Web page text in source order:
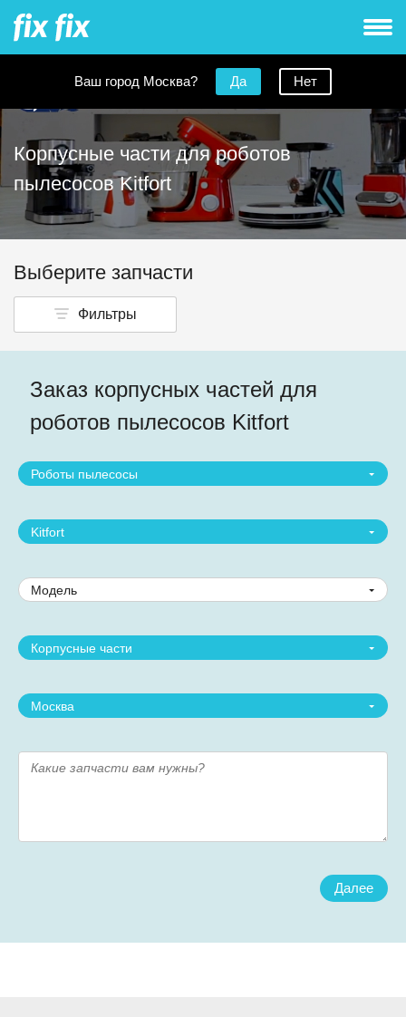
Ваш город Москва? Да Нет
Корпусные части для роботов
пылесосов Kitfort
Выберите запчасти
Фильтры
Заказ корпусных частей для
роботов пылесосов Kitfort
Роботы пылесосы
Kitfort
Модель
Корпусные части
Москва
Далее